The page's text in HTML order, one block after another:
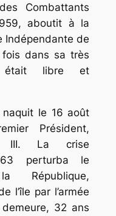
Combattants
aboutit à la
Indépendante de
fois dans sa très
était libre et
naquit le 16 août
Président,
III. La crise
perturba le
République,
l’île par l’armée
32 ans